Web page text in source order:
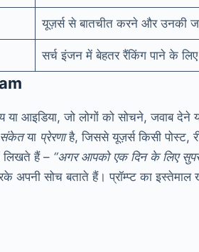
यूज़र्स से बातचीत करने और उनकी
सर्च इंजन में बेहतर रैंकिंग पाने के
या आइडिया, जो लोगों को सोचने, जवाब
संकेतया प्रेरणाहै, जिससे यूज़र्स किसी पोस्ट,
लिखते हैं – “अगर आपको एक दिन के लिए
अपनी सोच बताते हैं। प्रॉम्प्ट का